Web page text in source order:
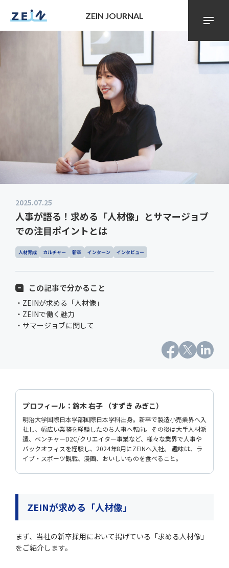
ZEIN JOURNAL
2025.07.25
人事が語る！求める「人材像」とサマージョブ
での注目ポイントとは
人材育成 カルチャー 新卒 インターン インタビュー
この記事で分かること
・ZEINが求める「人材像」
・ZEINで働く魅力
・サマージョブに関して
プロフィール：鈴木 右子 （すずき みぎこ）
明治大学国際日本学部国際日本学科出身。新卒で製造小売業界へ入
社し、幅広い業務を経験したのち人事へ転向。その後は大手人材派
遣、ベンチャーD2C/クリエイター事業など、様々な業界で人事や
バックオフィスを経験し、2024年8月にZEINへ入社。 趣味は、ラ
イブ・スポーツ観戦、漫画、おいしいものを食べること。
ZEINが求める「人材像」
まず、当社の新卒採用において掲げている「求める人材像」
をご紹介します。